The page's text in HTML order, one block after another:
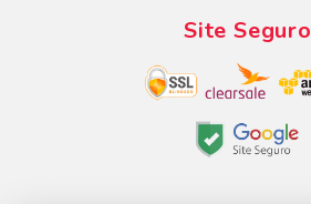
Site Seguro